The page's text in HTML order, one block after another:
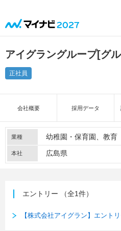
アイグラングループ[グ
正社員
会社概要 採用データ
業種 幼稚園・保育園 教育
本社 広島県
エントリー （全1件）
【株式会社アイグラン】エント